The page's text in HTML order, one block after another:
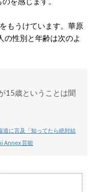
もうけています。華原
の性別と年齢は次のよ
15歳ということは聞
道に言及「知ってたら絶対結
Annex 芸能